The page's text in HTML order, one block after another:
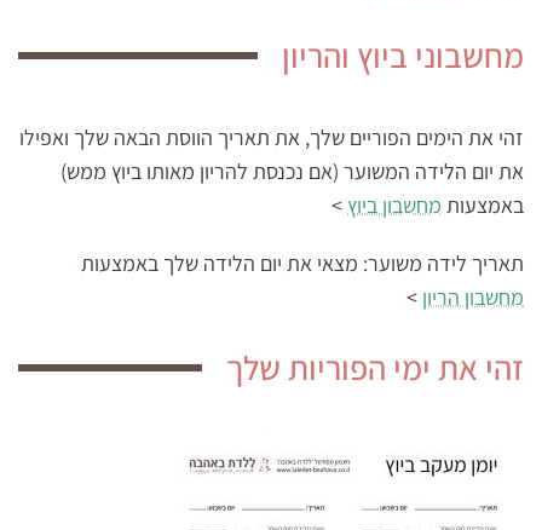
מחשבוני ביוץ והריון
זהי את הימים הפוריים שלך, את תאריך הווסת הבאה שלך ואפילו
את יום הלידה המשוער (אם נכנסת להריון מאותו ביוץ ממש)
באמצעות מחשבון ביוץ >
תאריך לידה משוער: מצאי את יום הלידה שלך באמצעות
מחשבון הריון >
זהי את ימי הפוריות שלך